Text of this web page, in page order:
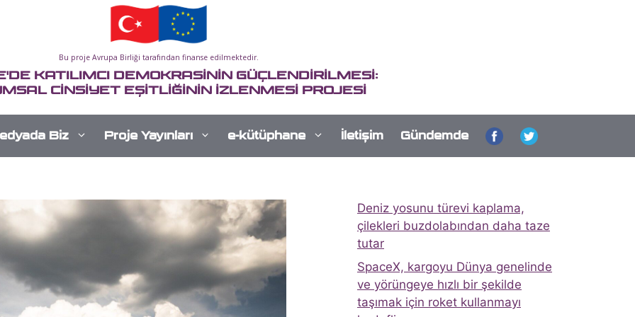
Bu proje Avrupa Birliği tarafından finanse edilmektedir.
KATILIMCI DEMOKRASİNİN GÜÇLENDİRİLMESİ:
CİNSİYET EŞİTLİĞİNİN İZLENMESİ PROJESİ
Biz Proje Yayınları e-kütüphane İletişim Gündemde
Deniz yosunu türevi kaplama,
çilekleri buzdolabından daha taze
tutar
SpaceX, kargoyu Dünya genelinde
ve yörüngeye hızlı bir şekilde
taşımak için roket kullanmayı